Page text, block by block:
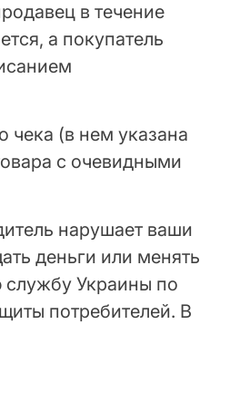
в течение
а покупатель
чека (в нем указана
с очевидными
нарушает ваши
деньги или менять
службу Украины по
потребителей. В